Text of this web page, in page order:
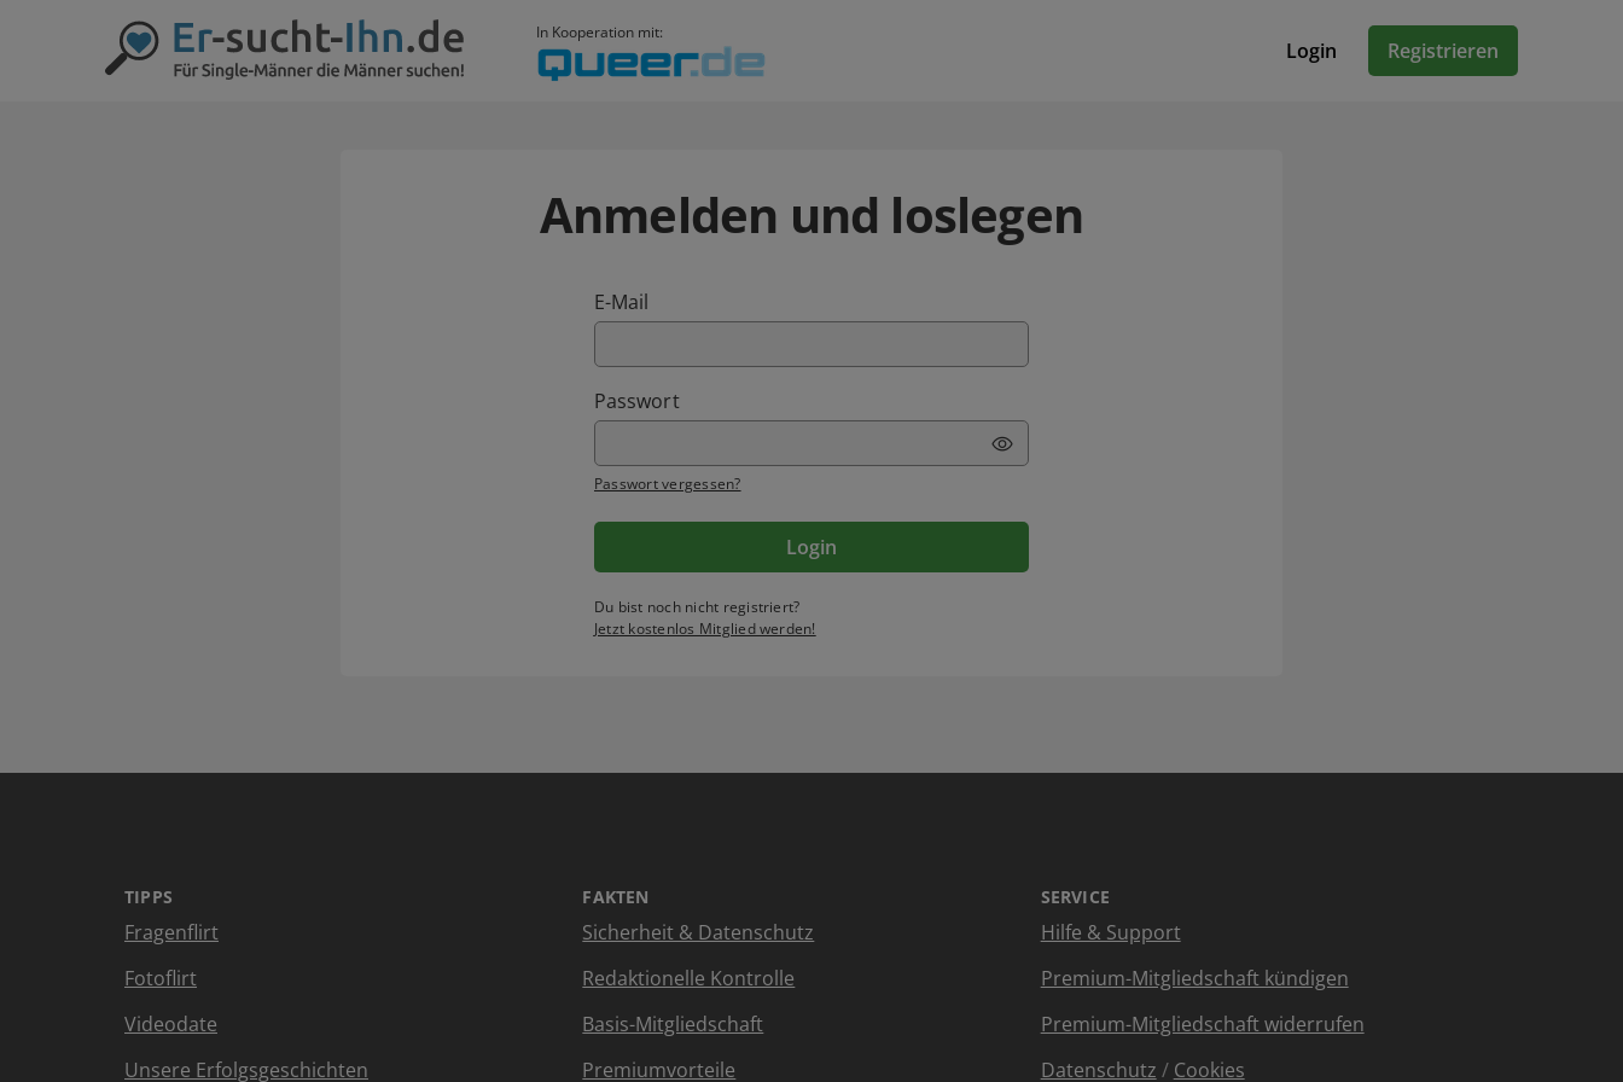
In Kooperation mit:
Login Registrieren
Anmelden und loslegen
E-Mail
Passwort
Passwort vergessen?
Login
Du bist noch nicht registriert?
Jetzt kostenlos Mitglied werden!
TIPPS
Fragenflirt
Fotoflirt
Videodate
Unsere Erfolgsgeschichten
FAKTEN
Sicherheit & Datenschutz
Redaktionelle Kontrolle
Basis-Mitgliedschaft
Premiumvorteile
SERVICE
Hilfe & Support
Premium-Mitgliedschaft kündigen
Premium-Mitgliedschaft widerrufen
Datenschutz / Cookies